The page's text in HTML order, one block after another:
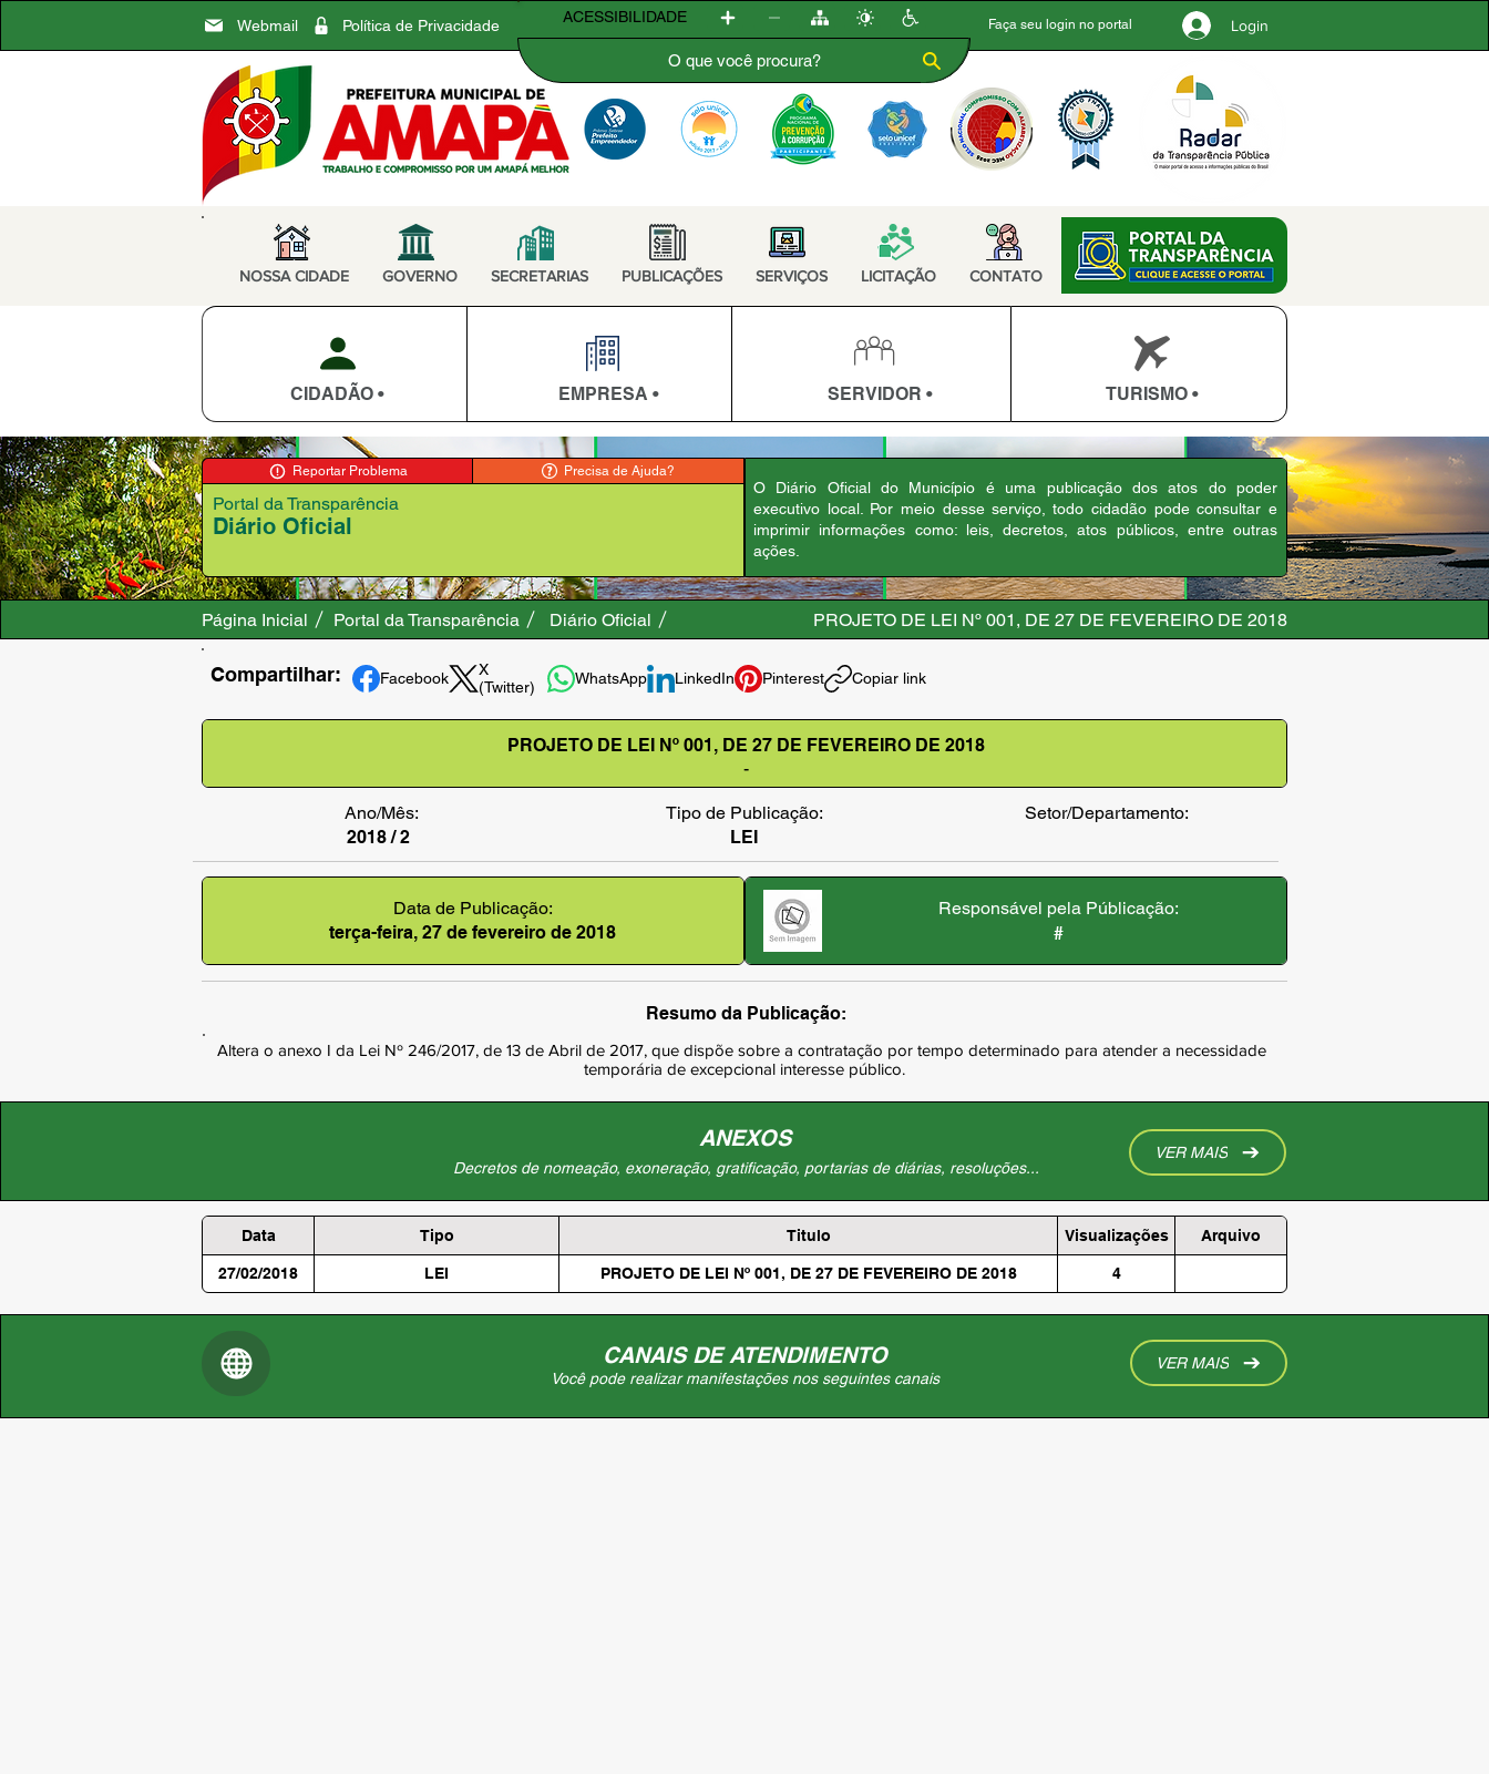
Webmail Política de Privacidade Faça seu login no portal Login
ACESSIBILIDADE
NOSSA CIDADE GOVERNO SECRETARIAS PUBLICAÇÕES SERVIÇOS LICITAÇÃO CONTATO
CIDADÃO • EMPRESA • SERVIDOR • TURISMO •
Reportar Problema Precisa de Ajuda?
Diário Oficial
Portal da Transparência
O Diário Oficial do Município é uma publicação dos atos do poder
executivo local. Por meio desse serviço, todo cidadão pode consultar e
imprimir informações como: leis, decretos, atos públicos, entre outras
ações.
Página Inicial Portal da Transparência Diário Oficial PROJETO DE LEI Nº 001, DE 27 DE FEVEREIRO DE 2018
Compartilhar: Facebook
X
(Twitter)
WhatsApp LinkedIn Pinterest Copiar link
PROJETO DE LEI Nº 001, DE 27 DE FEVEREIRO DE 2018
-
Ano/Mês:
2018 / 2
Tipo de Publicação:
LEI
Setor/Departamento:
Data de Publicação:
terça-feira, 27 de fevereiro de 2018
Responsável pela Públicação:
#
Resumo da Publicação:
Altera o anexo I da Lei Nº 246/2017, de 13 de Abril de 2017, que dispõe sobre a contratação por tempo determinado para atender a necessidade
temporária de excepcional interesse público.
ANEXOS
Decretos de nomeação, exoneração, gratificação, portarias de diárias, resoluções...
VER MAIS
Data Tipo Titulo Visualizações Arquivo
27/02/2018 LEI PROJETO DE LEI Nº 001, DE 27 DE FEVEREIRO DE 2018 4
CANAIS DE ATENDIMENTO
Você pode realizar manifestações nos seguintes canais
VER MAIS